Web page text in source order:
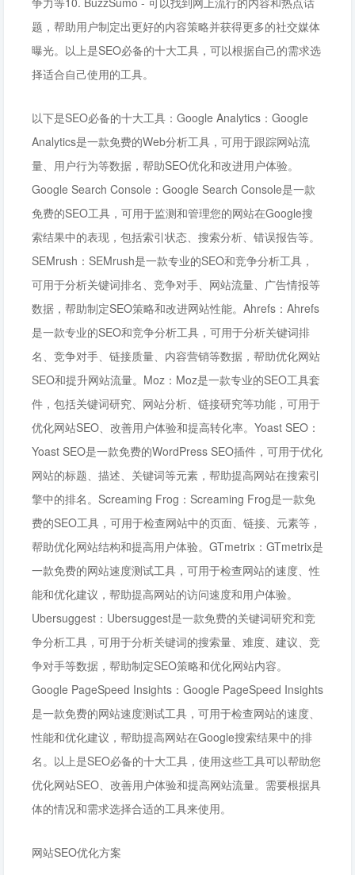
题，帮助用户制定出更好的内容策略并获得更多的社交媒体
曝光。以上是SEO必备的十大工具，可以根据自己的需求选
择适合自己使用的工具。
以下是SEO必备的十大工具：Google Analytics：Google
Analytics是一款免费的Web分析工具，可用于跟踪网站流
量、用户行为等数据，帮助SEO优化和改进用户体验。
Google Search Console：Google Search Console是一款
免费的SEO工具，可用于监测和管理您的网站在Google搜
索结果中的表现，包括索引状态、搜索分析、错误报告等。
SEMrush：SEMrush是一款专业的SEO和竞争分析工具，
可用于分析关键词排名、竞争对手、网站流量、广告情报等
数据，帮助制定SEO策略和改进网站性能。Ahrefs：Ahrefs
是一款专业的SEO和竞争分析工具，可用于分析关键词排
名、竞争对手、链接质量、内容营销等数据，帮助优化网站
SEO和提升网站流量。Moz：Moz是一款专业的SEO工具套
件，包括关键词研究、网站分析、链接研究等功能，可用于
优化网站SEO、改善用户体验和提高转化率。Yoast SEO：
Yoast SEO是一款免费的WordPress SEO插件，可用于优化
网站的标题、描述、关键词等元素，帮助提高网站在搜索引
擎中的排名。Screaming Frog：Screaming Frog是一款免
费的SEO工具，可用于检查网站中的页面、链接、元素等，
帮助优化网站结构和提高用户体验。GTmetrix：GTmetrix是
一款免费的网站速度测试工具，可用于检查网站的速度、性
能和优化建议，帮助提高网站的访问速度和用户体验。
Ubersuggest：Ubersuggest是一款免费的关键词研究和竞
争分析工具，可用于分析关键词的搜索量、难度、建议、竞
争对手等数据，帮助制定SEO策略和优化网站内容。
Google PageSpeed Insights：Google PageSpeed Insights
是一款免费的网站速度测试工具，可用于检查网站的速度、
性能和优化建议，帮助提高网站在Google搜索结果中的排
名。以上是SEO必备的十大工具，使用这些工具可以帮助您
优化网站SEO、改善用户体验和提高网站流量。需要根据具
体的情况和需求选择合适的工具来使用。
网站SEO优化方案